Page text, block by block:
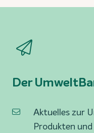
Der
Aktuelles zur
Produkten